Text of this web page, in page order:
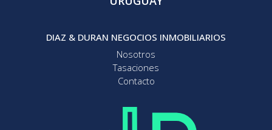
DIAZ & DURAN NEGOCIOS INMOBILIARIOS
Nosotros
Tasaciones
Contacto